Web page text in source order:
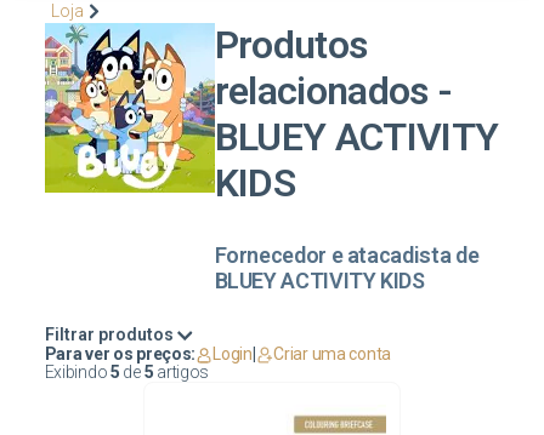
Loja
Produtos
relacionados -
BLUEY ACTIVITY
KIDS
Fornecedor e atacadista de
BLUEY ACTIVITY KIDS
Filtrar produtos
Exibindo5 de5 artigos
Para ver os preços: Login Criar uma conta